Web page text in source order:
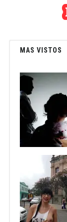
MAS VISTOS